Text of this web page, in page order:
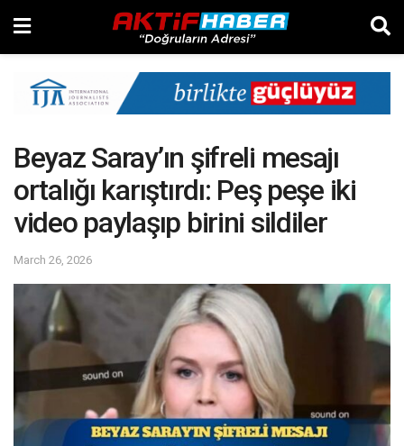
Beyaz Saray’ın şifreli mesajı
ortalığı karıştırdı: Peş peşe iki
video paylaşıp birini sildiler
March 26, 2026